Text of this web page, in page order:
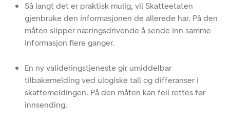
Så langt det er praktisk mulig, vil Skatteetaten
gjenbruke den informasjonen de allerede har. På den
måten slipper næringsdrivende å sende inn samme
informasjon flere ganger.
En ny valideringstjeneste gir umiddelbar
tilbakemelding ved ulogiske tall og differanser i
skattemeldingen. På den måten kan feil rettes før
innsending.